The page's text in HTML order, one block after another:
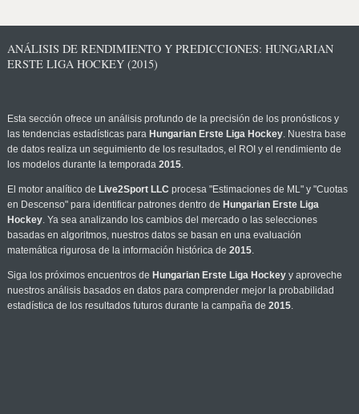
ANÁLISIS DE RENDIMIENTO Y PREDICCIONES: HUNGARIAN
ERSTE LIGA HOCKEY (2015)
Esta sección ofrece un análisis profundo de la precisión de los pronósticos y
las tendencias estadísticas para Hungarian Erste Liga Hockey. Nuestra base
de datos realiza un seguimiento de los resultados, el ROI y el rendimiento de
los modelos durante la temporada 2015.
El motor analítico de Live2Sport LLC procesa "Estimaciones de ML" y "Cuotas
en Descenso" para identificar patrones dentro de Hungarian Erste Liga
Hockey. Ya sea analizando los cambios del mercado o las selecciones
basadas en algoritmos, nuestros datos se basan en una evaluación
matemática rigurosa de la información histórica de 2015.
Siga los próximos encuentros de Hungarian Erste Liga Hockeyy aproveche
nuestros análisis basados en datos para comprender mejor la probabilidad
estadística de los resultados futuros durante la campaña de 2015.